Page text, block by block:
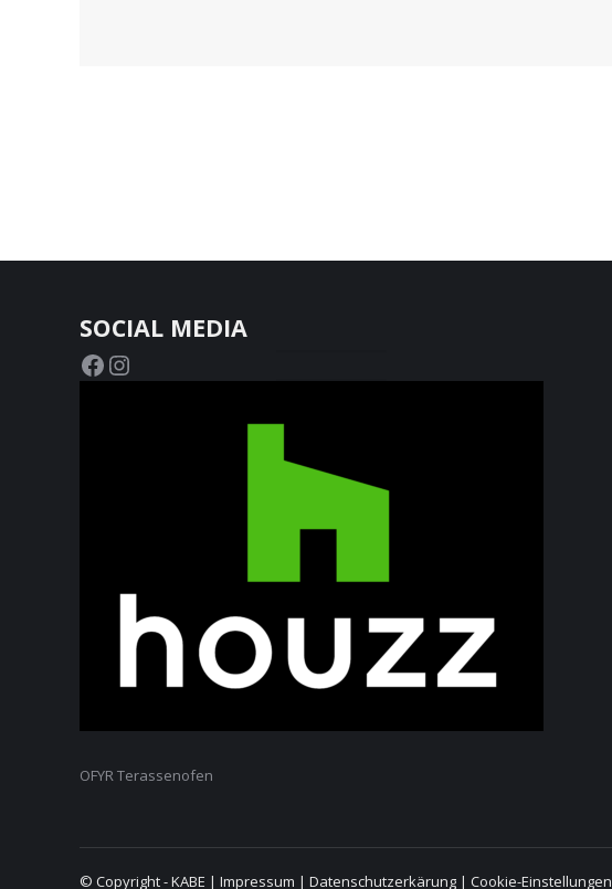
SOCIAL MEDIA
Facebook
Instagram
OFYR Terassenofen
© Copyright - KABE | Impressum | Datenschutzerkärung | Cookie-Einstellungen